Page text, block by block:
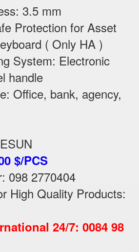
3.5 mm
Protection for Asset
( Only HA )
System: Electronic
handle
Office, bank, agency,
$/PCS
098 2770404
High Quality Products:
24/7: 0084 98